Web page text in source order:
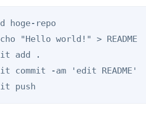
hoge-repo
"Hello world!" > README
add .
commit -am 'edit README'